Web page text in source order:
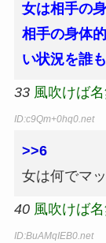
女は相手の
相手の身体
い状況を誰
33 風吹けば
ID:c9Qm+0hq0.net
>>6
女は何でマ
40 風吹けば
ID:BuAMqIEB0.net